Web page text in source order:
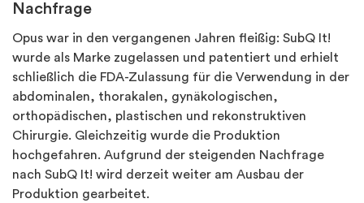
Nachfrage
Opus war in den vergangenen Jahren fleißig: SubQ It!
wurde als Marke zugelassen und patentiert und erhielt
schließlich die FDA-Zulassung für die Verwendung in der
abdominalen, thorakalen, gynäkologischen,
orthopädischen, plastischen und rekonstruktiven
Chirurgie. Gleichzeitig wurde die Produktion
hochgefahren. Aufgrund der steigenden Nachfrage
nach SubQ It! wird derzeit weiter am Ausbau der
Produktion gearbeitet.